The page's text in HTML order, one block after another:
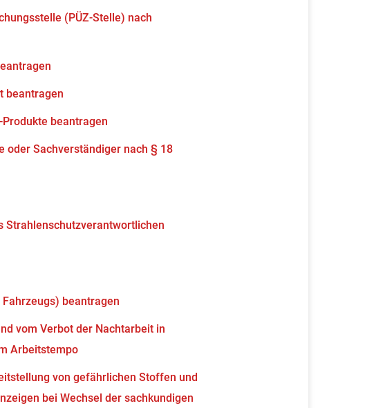
(PÜZ-Stelle) nach
beantragen
beantragen
oder Sachverständiger nach § 18
Strahlenschutzverantwortlichen
beantragen
vom Verbot der Nachtarbeit in
Arbeitstempo
von gefährlichen Stoffen und
bei Wechsel der sachkundigen